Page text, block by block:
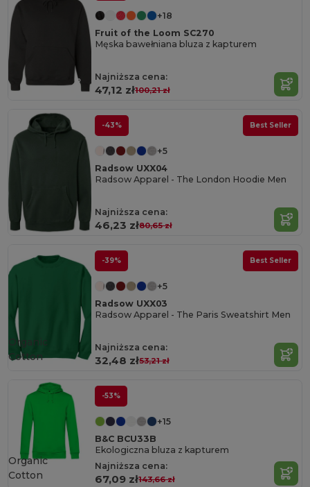
+18
Fruit of the Loom SC270
Męska bawełniana bluza z kapturem
Najniższa cena:
47,12 zł100,21 zł
-43% Best Seller
+5
Radsow UXX04
Radsow Apparel - The London Hoodie Men
Najniższa cena:
46,23 zł80,65 zł
-39% Best Seller
+5
Radsow UXX03
Radsow Apparel - The Paris Sweatshirt Men
Najniższa cena:
32,48 zł53,21 zł
Organic
Cotton
-53%
+15
B&C BCU33B
Ekologiczna bluza z kapturem
Najniższa cena:
67,09 zł143,66 zł
Organic
Cotton